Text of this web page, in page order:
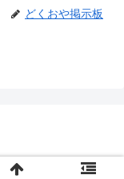
どくおや掲示板